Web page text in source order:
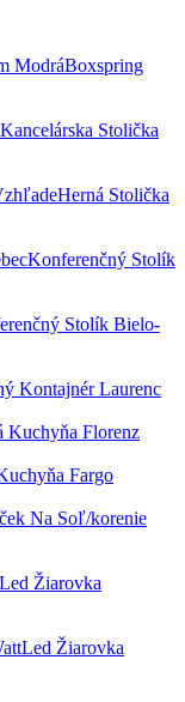
Boxspring
Kancelárska Stolička
Herná Stolička
Konferenčný Stolík
Stolík Bielo-
Kontajnér Laurenc
Kuchyňa Florenz
Fargo
Na Soľ/korenie
Led Žiarovka
Led Žiarovka